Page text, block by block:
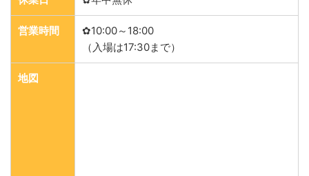
営業時間
✿10:00～18:00
（入場は17:30まで）
地図